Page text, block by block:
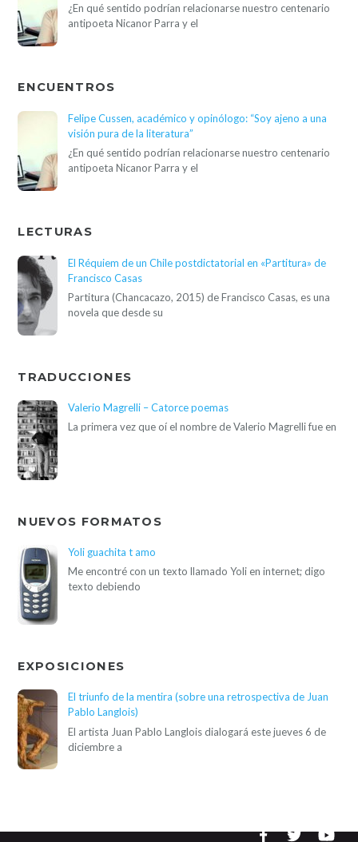
¿En qué sentido podrían relacionarse nuestro centenario
antipoeta Nicanor Parra y el
ENCUENTROS
Felipe Cussen, académico y opinólogo: “Soy ajeno a una
visión pura de la literatura”
¿En qué sentido podrían relacionarse nuestro centenario
antipoeta Nicanor Parra y el
LECTURAS
El Réquiem de un Chile postdictatorial en «Partitura» de
Francisco Casas
Partitura (Chancacazo, 2015) de Francisco Casas, es una
novela que desde su
TRADUCCIONES
Valerio Magrelli – Catorce poemas
La primera vez que oí el nombre de Valerio Magrelli fue en
NUEVOS FORMATOS
Yoli guachita t amo
Me encontré con un texto llamado Yoli en internet; digo
texto debiendo
EXPOSICIONES
El triunfo de la mentira (sobre una retrospectiva de Juan
Pablo Langlois)
El artista Juan Pablo Langlois dialogará este jueves 6 de
diciembre a